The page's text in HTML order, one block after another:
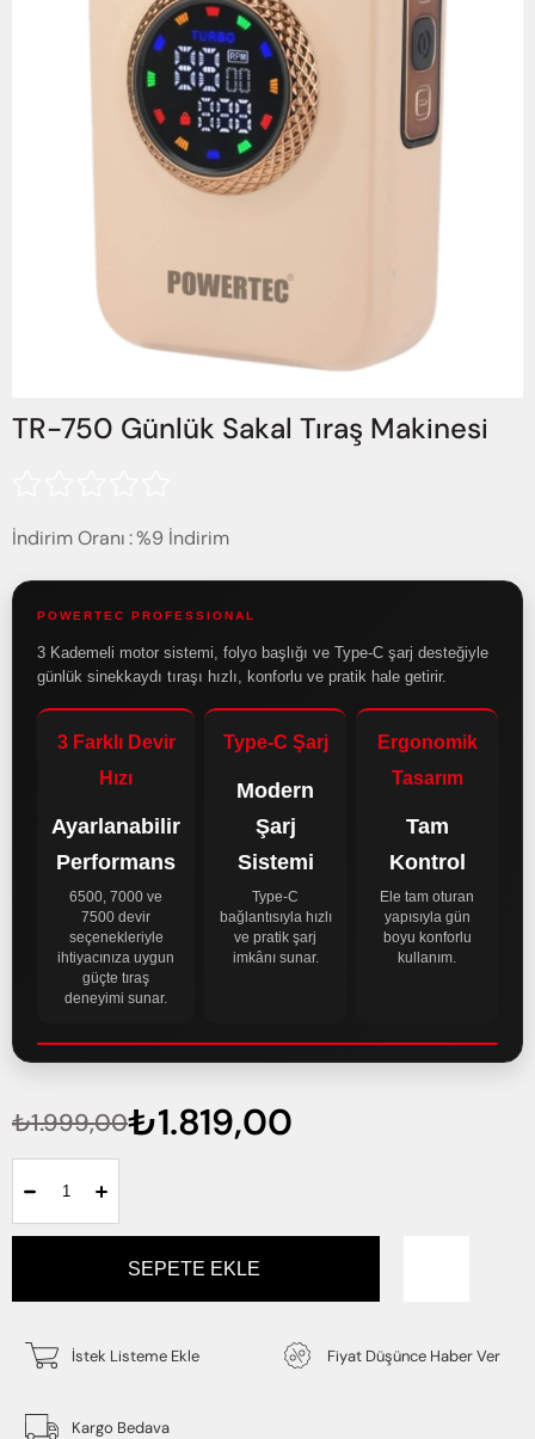
TR-750 Günlük Sakal Tıraş Makinesi
İndirim Oranı:%9 İndirim
POWERTEC PROFESSIONAL
3 Kademeli motor sistemi, folyo başlığı ve Type-C şarj desteğiyle
günlük sinekkaydı tıraşı hızlı, konforlu ve pratik hale getirir.
3 Farklı Devir
Hızı
Ayarlanabilir
Performans
6500, 7000 ve
7500 devir
seçenekleriyle
ihtiyacınıza uygun
güçte tıraş
deneyimi sunar.
Type-C Şarj
Modern
Şarj
Sistemi
Type-C
bağlantısıyla hızlı
ve pratik şarj
imkânı sunar.
Ergonomik
Tasarım
Tam
Kontrol
Ele tam oturan
yapısıyla gün
boyu konforlu
kullanım.
₺1.999,00₺1.819,00
İstek Listeme Ekle Fiyat Düşünce Haber Ver
Kargo Bedava